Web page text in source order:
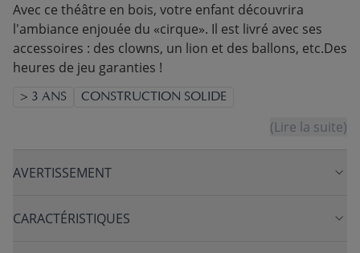
Avec ce théâtre en bois, votre enfant découvrira
l'ambiance enjouée du «cirque». Il est livré avec ses
accessoires : des clowns, un lion et des ballons, etc.Des
heures de jeu garanties !
> 3 ANS CONSTRUCTION SOLIDE
(Lire la suite)
AVERTISSEMENT
CARACTÉRISTIQUES